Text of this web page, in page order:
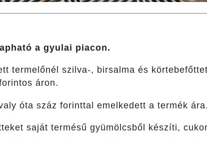
a gyulai piacon.
termelőnél szilva-, birsalma és
áron.
óta száz forinttal emelkedett a termék ára.
saját termésű gyümölcsből készíti,